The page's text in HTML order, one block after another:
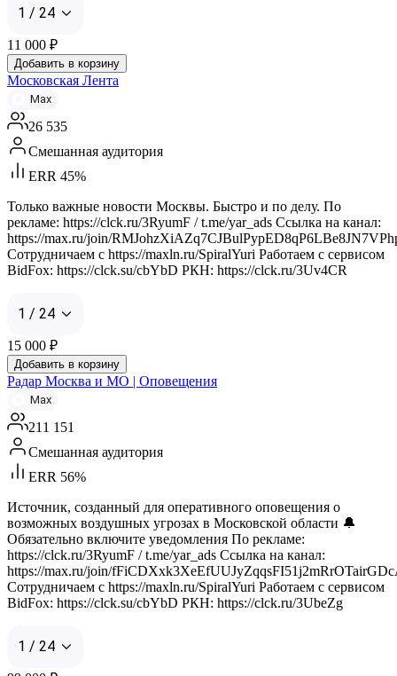
1 / 24
11 000 ₽
Добавить в корзину
Московская Лента
Max
26 535
Смешанная аудитория
ERR 45%
Только важные новости Москвы. Быстро и по делу. По
рекламе: https://clck.ru/3RyumF / t.me/yar_ads Ссылка на канал:
https://max.ru/join/
Сотрудничаем с https://maxln.ru/SpiralYuri Работаем с сервисом
BidFox: https://clck.su/cbYbD РКН: https://clck.ru/3Uv4CR
1 / 24
15 000 ₽
Добавить в корзину
Радар Москва и МО | Оповещения
Max
211 151
Смешанная аудитория
ERR 56%
Источник, созданный для оперативного оповещения о
возможных воздушных угрозах в Московской области 🔔
Обязательно включите уведомления По рекламе:
https://clck.ru/3RyumF / t.me/yar_ads Ссылка на канал:
https://max.ru/join/
Сотрудничаем с https://maxln.ru/SpiralYuri Работаем с сервисом
BidFox: https://clck.su/cbYbD РКН: https://clck.ru/3UbeZg
1 / 24